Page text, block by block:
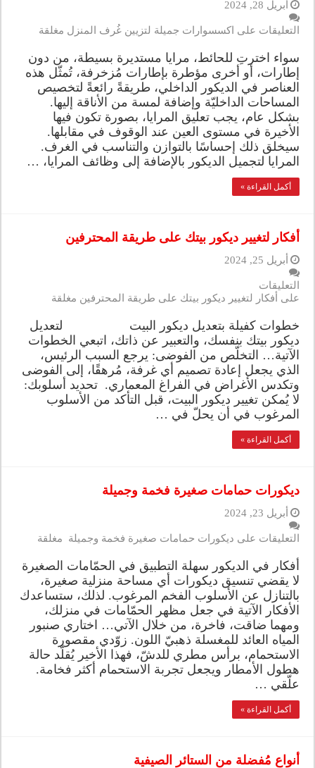
أبريل 28, 2024
التعليقات على اكسسوارات جميلة لتزيين غُرف المنزل مغلقة
سواء اخترتِ للحائط، مرايا مستديرة بسيطة، من دون
إطارات، أو أخرى مؤطرة بإطارات مُزخرفة، تُمثّل هذه
العناصر في الديكور الداخلي، طريقةً رائعةً لتخصيص
المساحات الداخليّة وإضافة لمسة من الأناقة إليها.
بشكل عام، يجب تعليق المرايا، بصورة تكون فيها
الأخيرة في مستوى العين عند الوقوف في مقابلها.
سيخلق ذلك إحساسًا بالتوازن والتناسب في الغرف.
المرايا لتجميل الديكور بالإضافة إلى وظائف المرايا، …
أكمل القراءة »
أفكار لتغيير ديكور بيتك على طريقة المحترفين
أبريل 25, 2024
التعليقات
على أفكار لتغيير ديكور بيتك على طريقة المحترفين مغلقة
خطوات كفيلة بتعديل ديكور البيت لتعديل
ديكور بيتك بنفسك، والتعبير عن ذاتك، اتبعي الخطوات
الآتية… التخلّص من الفوضى: يرجع السبب الرئيس،
الذي يجعل إعادة تصميم أي غرفة، مُرهقًا، إلى الفوضى
وتكدس الأغراض في الفراغ المعماري. تحديد أسلوبك:
لا يُمكن تغيير ديكور البيت، قبل التأكد من الأسلوب
المرغوب في أن يحلّ في …
أكمل القراءة »
ديكورات حمامات صغيرة فخمة وجميلة
أبريل 23, 2024
التعليقات على ديكورات حمامات صغيرة فخمة وجميلة مغلقة
أفكار في الديكور سهلة التطبيق في الحمّامات الصغيرة
لا يقضي تنسيق ديكورات أي مساحة منزلية صغيرة،
بالتنازل عن الأسلوب الفخم المرغوب. لذلك، ستساعدك
الأفكار الآتية في جعل مظهر الحمّامات في منزلك،
ومهما ضاقت، فاخرة، من خلال الآتي… اختاري صنبور
المياه العائد للمغسلة ذهبيّ اللون. زوّدي مقصورة
الاستحمام، برأس مطري للدشّ، فهذا الأخير يُقلّد حالة
هطول الأمطار ويجعل تجربة الاستحمام أكثر فخامة.
علّقي …
أكمل القراءة »
أنواع مُفضلة من الستائر الصيفية